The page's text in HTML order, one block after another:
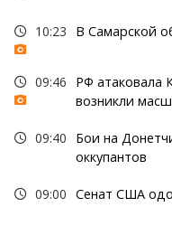
10:23 В Самарской
09:46
РФ атаковала
возникли
09:40
Бои на
оккупантов
09:00 Сенат США